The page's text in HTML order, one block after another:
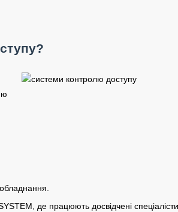
де працюють досвідчені